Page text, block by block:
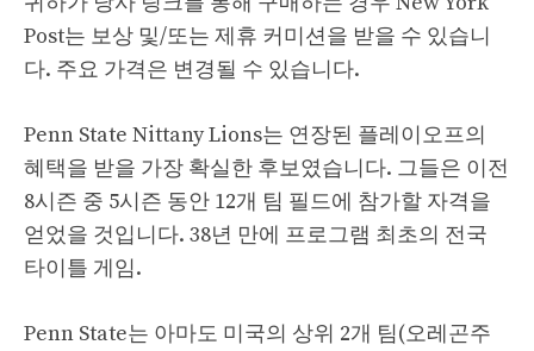
Post는 보상 및/또는 제휴 커미션을 받을 수 있습니
다. 주요 가격은 변경될 수 있습니다.
Penn State Nittany Lions는 연장된 플레이오프의
혜택을 받을 가장 확실한 후보였습니다. 그들은 이전
8시즌 중 5시즌 동안 12개 팀 필드에 참가할 자격을
얻었을 것입니다. 38년 만에 프로그램 최초의 전국
타이틀 게임.
Penn State는 아마도 미국의 상위 2개 팀(오레곤주